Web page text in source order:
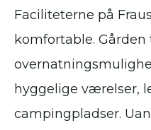
Faciliteterne på
komfortable.
hyggelige værelser,
campingpladser.